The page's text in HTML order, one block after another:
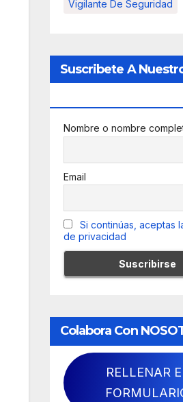
Vigilante De Seguridad
Suscribete A
Nombre o nombre
Email
Si continúas, aceptas
de privacidad
Colabora Con
RELLENAR